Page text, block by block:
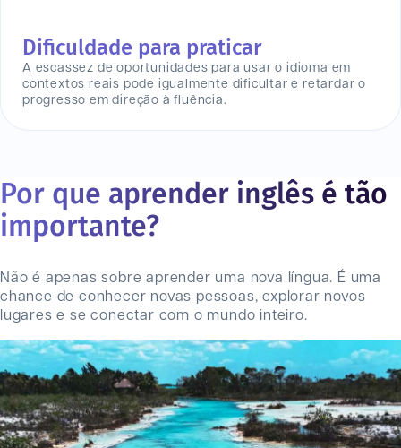
Dificuldade para praticar
A escassez de oportunidades para usar o idioma em
contextos reais pode igualmente dificultar e retardar o
progresso em direção à fluência.
Por que aprender inglês é tão
importante?
Não é apenas sobre aprender uma nova língua. É uma
chance de conhecer novas pessoas, explorar novos
lugares e se conectar com o mundo inteiro.